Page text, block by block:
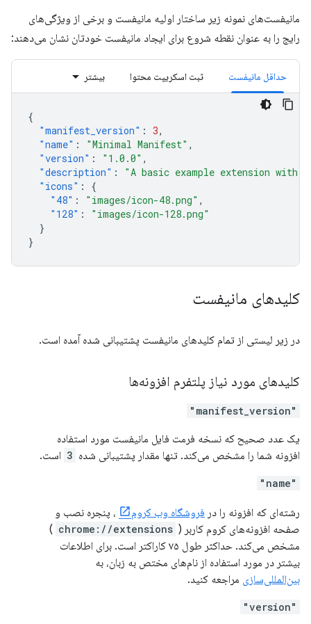
مانیفست‌های نمونه زیر ساختار اولیه مانیفست و برخی از ویژگی‌های
رایج را به عنوان نقطه شروع برای ایجاد مانیفست خودتان نشان می‌دهند:
حداقل مانیفست ثبت اسکریپت محتوا بیشتر
{
"manifest_version" : 3,
"name" : "Minimal Manifest" ,
"version" : "1.0.0" ,
"description" :
"A basic example extension with
"icons" :
{
"48" : "images/icon-48.png" ,
"128" :
"images/icon-128.png"
}
}
کلیدهای مانیفست
در زیر لیستی از تمام کلیدهای مانیفست پشتیبانی شده آمده است.
کلیدهای مورد نیاز پلتفرم افزونه‌ها
"manifest_version"
یک عدد صحیح که نسخه فرمت فایل مانیفست مورد استفاده
افزونه شما را مشخص می‌کند. تنها مقدار پشتیبانی شده 3 است.
"name"
رشته‌ای که افزونه را در فروشگاه وب کروم
، پنجره نصب و
صفحه افزونه‌های کروم کاربر ( chrome://extensions
)
مشخص می‌کند. حداکثر طول ۷۵ کاراکتر است. برای اطلاعات
بیشتر در مورد استفاده از نام‌های مختص به زبان، به
بین‌المللی‌سازی مراجعه کنید.
"version"